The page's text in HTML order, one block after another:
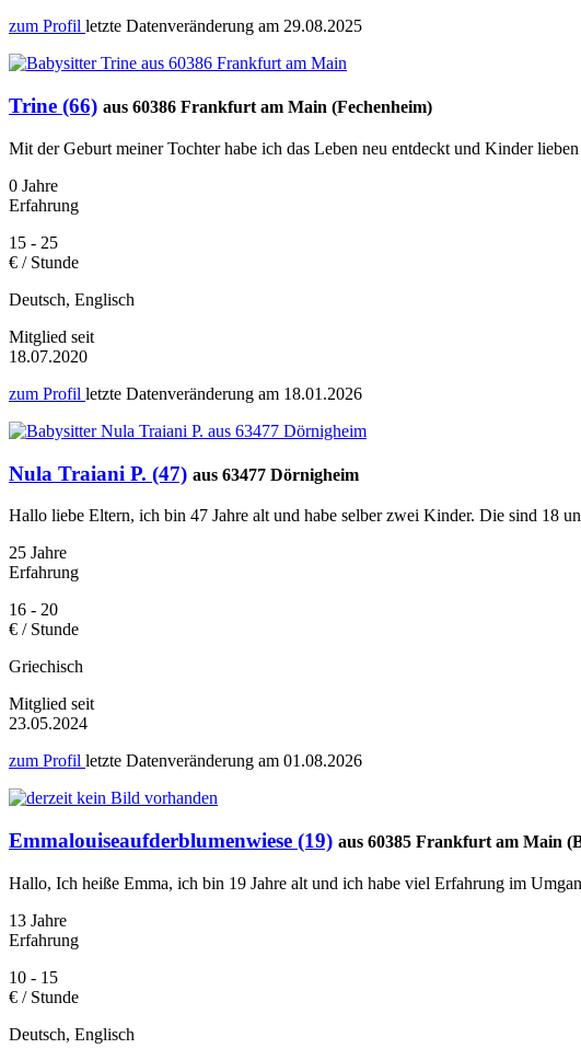
zum Profil letzte Datenveränderung am 29.08.2025
Trine (66) aus 60386 Frankfurt am Main (Fechenheim)
Mit der Geburt meiner Tochter habe ich das Leben neu entdeckt und Kinder
0 Jahre
Erfahrung
15 - 25
€ / Stunde
Deutsch, Englisch
Mitglied seit
18.07.2020
zum Profil letzte Datenveränderung am 18.01.2026
Nula Traiani P. (47) aus 63477 Dörnigheim
Hallo liebe Eltern, ich bin 47 Jahre alt und habe selber zwei Kinder. Die sind 18
25 Jahre
Erfahrung
16 - 20
€ / Stunde
Griechisch
Mitglied seit
23.05.2024
zum Profil letzte Datenveränderung am 01.08.2026
Emmalouiseaufderblumenwiese (19) aus 60385 Frankfurt am Main
Hallo, Ich heiße Emma, ich bin 19 Jahre alt und ich habe viel Erfahrung im
13 Jahre
Erfahrung
10 - 15
€ / Stunde
Deutsch, Englisch